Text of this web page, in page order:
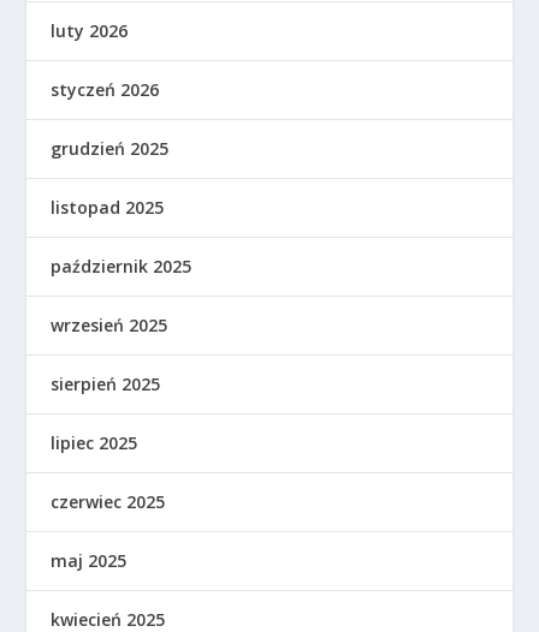
luty 2026
styczeń 2026
grudzień 2025
listopad 2025
październik 2025
wrzesień 2025
sierpień 2025
lipiec 2025
czerwiec 2025
maj 2025
kwiecień 2025